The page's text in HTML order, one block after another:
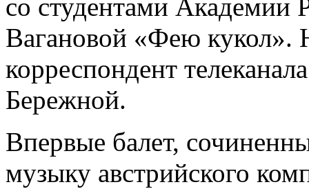
со студентами Академии
Вагановой «Фею кукол».
корреспондент
Бережной.
Впервые балет,
музыку австрийского